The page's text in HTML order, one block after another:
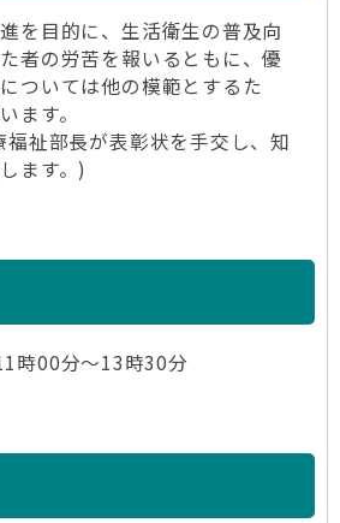
を目的に、生活衛生の普及向
者の労苦を報いるともに、優
ついては他の模範とするた
ます。
祉部長が表彰状を手交し、知
ます。)
時00分～13時30分